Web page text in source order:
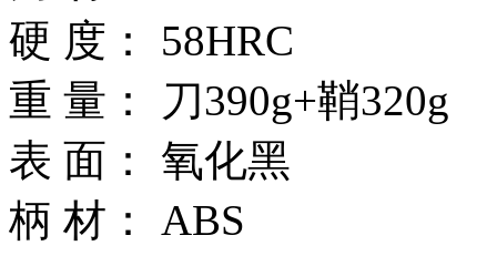
硬 度： 58HRC
重 量： 刀390g+鞘320g
表 面： 氧化黑
柄 材： ABS